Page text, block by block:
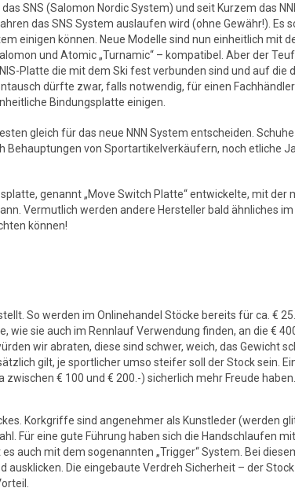
SNS (Salomon Nordic System) und seit Kurzem das
das SNS System auslaufen wird (ohne Gewähr!). Es
einigen können. Neue Modelle sind nun einheitlich mit
und Atomic „Turnamic“ – kompatibel. Aber der
Platte die mit dem Ski fest verbunden sind und auf die
dürfte zwar, falls notwendig, für einen
Bindungsplatte einigen.
gleich für das neue NNN System entscheiden.
Behauptungen von Sportartikelverkäufern, noch etliche
genannt „Move Switch Platte“ entwickelte, mit der
Vermutlich werden andere Hersteller bald ähnliches im
können!
So werden im Onlinehandel Stöcke bereits für ca. €
sie auch im Rennlauf Verwendung finden, an die €
wir abraten, diese sind schwer, weich, das Gewicht
gilt, je sportlicher umso steifer soll der Stock sein.
€ 100 und € 200.-) sicherlich mehr Freude haben.
Korkgriffe sind angenehmer als Kunstleder (werden
Für eine gute Führung haben sich die Handschlaufen mit
auch mit dem sogenannten „Trigger“ System. Bei
Die eingebaute Verdreh Sicherheit – der Stock